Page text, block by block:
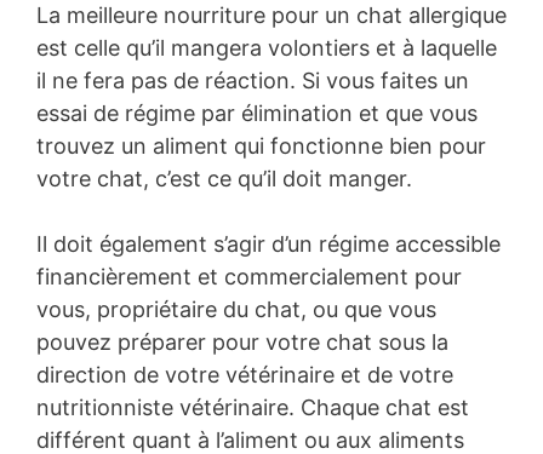
La meilleure nourriture pour un chat allergique
est celle qu’il mangera volontiers et à laquelle
il ne fera pas de réaction. Si vous faites un
essai de régime par élimination et que vous
trouvez un aliment qui fonctionne bien pour
votre chat, c’est ce qu’il doit manger.
Il doit également s’agir d’un régime accessible
financièrement et commercialement pour
vous, propriétaire du chat, ou que vous
pouvez préparer pour votre chat sous la
direction de votre vétérinaire et de votre
nutritionniste vétérinaire. Chaque chat est
différent quant à l’aliment ou aux aliments